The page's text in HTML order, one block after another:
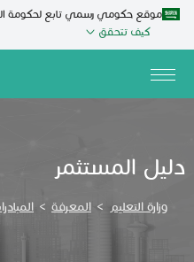
موقع حكومي رسمي تابع لحكومة
كيف تتحقق
دليل المستثمر
وزارة التعليم > المعرفة >